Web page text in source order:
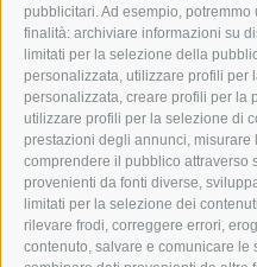
pubblicitari. Ad esempio,
finalità: archiviare informazioni su
limitati per la selezione della
personalizzata, utilizzare profili per
personalizzata, creare profili per la
utilizzare profili per la selezione di
prestazioni degli annunci,
comprendere il pubblico attraverso
provenienti da fonti diverse,
limitati per la selezione dei
rilevare frodi, correggere errori,
contenuto, salvare e comunicare le
GRAFIK@DERERKER.IT
INFO@DERERKER.IT
ERKER
PUBBLICITÀ NELL’ERKER
PUBBLICITÀ ONLINE
ADDEBITO DIRETTO SEPA
REGOLAMENTO COMMENTI